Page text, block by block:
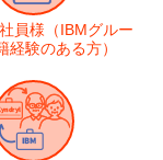
員様 （IBMグルー
経験のある方）